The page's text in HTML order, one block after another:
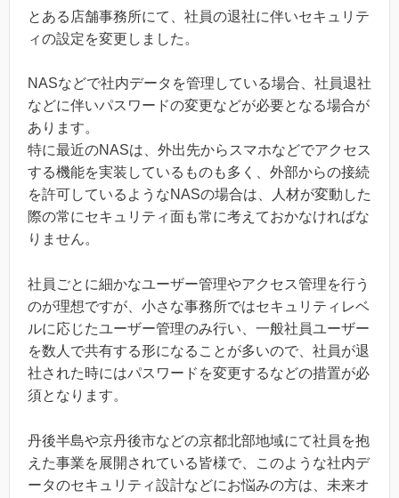
とある店舗事務所にて、社員の退社に伴いセキュリテ
ィの設定を変更しました。
NASなどで社内データを管理している場合、社員退社
などに伴いパスワードの変更などが必要となる場合が
あります。
特に最近のNASは、外出先からスマホなどでアクセス
する機能を実装しているものも多く、外部からの接続
を許可しているようなNASの場合は、人材が変動した
際の常にセキュリティ面も常に考えておかなければな
りません。
社員ごとに細かなユーザー管理やアクセス管理を行う
のが理想ですが、小さな事務所ではセキュリティレベ
ルに応じたユーザー管理のみ行い、一般社員ユーザー
を数人で共有する形になることが多いので、社員が退
社された時にはパスワードを変更するなどの措置が必
須となります。
丹後半島や京丹後市などの京都北部地域にて社員を抱
えた事業を展開されている皆様で、このような社内デ
ータのセキュリティ設計などにお悩みの方は、未来オ